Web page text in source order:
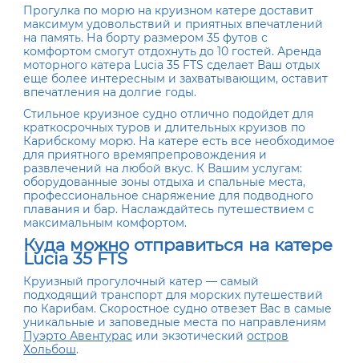
Прогулка по морю на круизном катере доставит
максимум удовольствий и приятных впечатлений
на память. На борту размером 35 футов с
комфортом смогут отдохнуть до 10 гостей. Аренда
моторного катера Lucia 35 FTS сделает Ваш отдых
еще более интересным и захватывающим, оставит
впечатления на долгие годы.
Стильное круизное судно отлично подойдет для
краткосрочных туров и длительных круизов по
Карибскому морю. На катере есть все необходимое
для приятного времяпрепровождения и
развлечений на любой вкус. К Вашим услугам:
оборудованные зоны отдыха и спальные места,
профессиональное снаряжение для подводного
плавания и бар. Наслаждайтесь путешествием с
максимальным комфортом.
Куда можно отправиться на катере
Lucia 35 FTS
Круизный прогулочный катер — самый
подходящий транспорт для морских путешествий
по Карибам. Скоростное судно отвезет Вас в самые
уникальные и заповедные места по направлениям
Пуэрто Авентурас или экзотическийостров
Хольбош.